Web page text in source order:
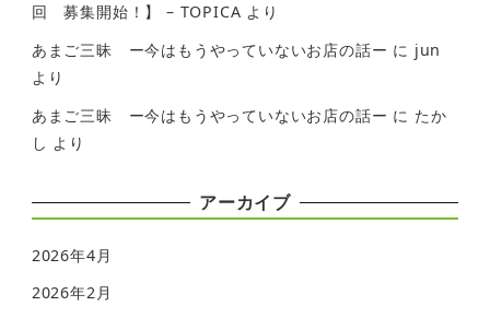
回 募集開始！】 – TOPICA より
あまご三昧 ー今はもうやっていないお店の話ー に jun
より
あまご三昧 ー今はもうやっていないお店の話ー に たか
し より
アーカイブ
2026年4月
2026年2月